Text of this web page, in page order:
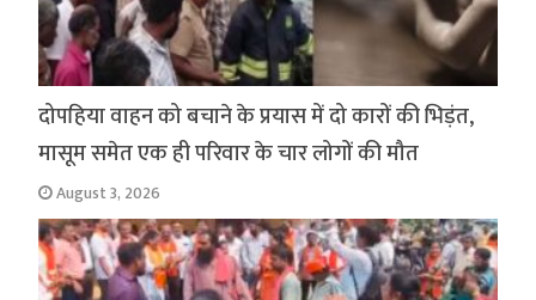
दोपहिया वाहन को बचाने के प्रयास में दो कारों की भिड़ंत,
मासूम समेत एक ही परिवार के चार लोगों की मौत
August 3, 2026